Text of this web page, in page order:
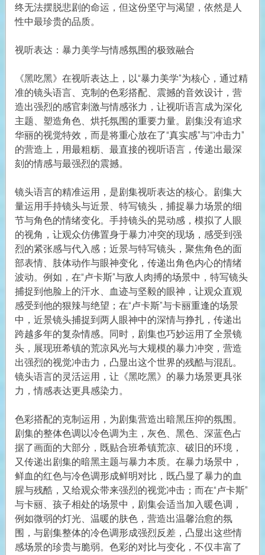
终无法摆脱悲剧的命运，但这份坚守与渴望，依然是人
性中最珍贵的品质。
视听表达：暴力美学与情感氛围的极致融合
《黑吃黑》在视听表达上，以“暴力美学”为核心，通过精
准的镜头语言、克制的色彩搭配、震撼的音效设计，营
造出强烈的感官刺激与情感张力，让视听语言成为深化
主题、塑造角色、烘托氛围的重要力量。剧集没有追求
华丽的视觉特效，而是将重心放在了“真实感”与“冲击力”
的营造上，用最粗粝、最直接的视听语言，传递出最深
刻的情感与最强烈的震撼。
镜头语言的精准运用，是剧集视听表达的核心。剧集大
量运用手持镜头与近景、特写镜头，捕捉暴力场景的细
节与角色的情绪变化。手持镜头的晃动感，模拟了人眼
的视角，让观众仿佛置身于暴力冲突的现场，感受到强
烈的紧张感与代入感；近景与特写镜头，聚焦角色的面
部表情、肢体动作与眼神变化，传递出角色内心的情绪
波动。例如，在“卢卡斯”与敌人肉搏的场景中，特写镜头
捕捉到他脸上的汗水、血迹与坚毅的眼神，让观众直观
感受到他的狠辣与绝望；在“卢卡斯”与卡丽重逢的场景
中，近景镜头捕捉到两人眼神中的深情与挣扎，传递出
跨越多年的复杂情感。同时，剧集也巧妙运用了全景镜
头，展现班希镇的荒凉风光与大规模的暴力冲突，营造
出强烈的视觉冲击力，凸显出这个世界的残酷与混乱。
镜头语言的灵活运用，让《黑吃黑》的暴力场景更具张
力，情感表达更具感染力。
色彩搭配的克制运用，为剧集营造出暗黑压抑的氛围。
剧集的整体色调以冷色调为主，灰色、黑色、深蓝色占
据了画面的大部分，既贴合班希镇荒凉、破旧的环境，
又传递出剧集的暗黑主题与暴力本质。在暴力场景中，
鲜血的红色与冷色调形成鲜明对比，既凸显了暴力的血
腥与残酷，又给观众带来强烈的视觉冲击；而在“卢卡斯”
与卡丽、孩子相处的场景中，剧集会适当加入暖色调，
例如微弱的灯光、温暖的肤色，营造出温馨治愈的氛
围，与剧集整体的冷色调形成强烈反差，凸显出这些情
感场景的珍贵与脆弱。色彩的对比与变化，不仅丰富了